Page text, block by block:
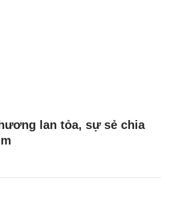
lan tỏa, sự sẻ chia